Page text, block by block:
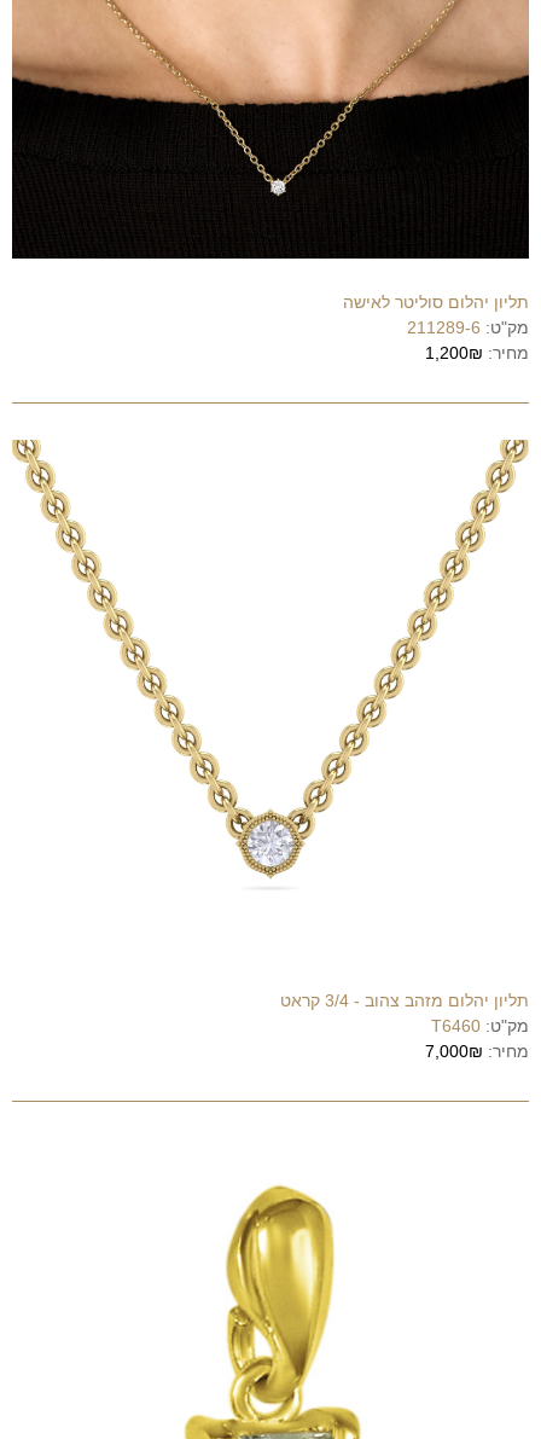
תליון יהלום סוליטר לאישה
מק"ט: 211289-6
מחיר: 1,200₪
תליון יהלום מזהב צהוב - 3/4 קראט
מק"ט: T6460
מחיר: 7,000₪